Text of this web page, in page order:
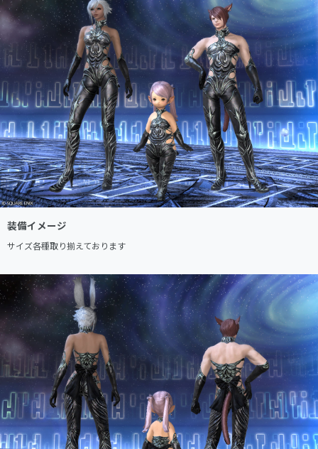
装備イメージ
サイズ各種取り揃えております